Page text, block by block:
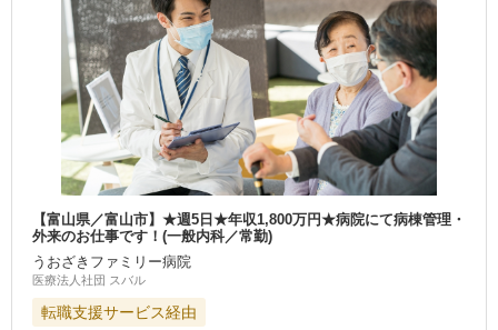
【富山県／富山市】★週5日★年収1,800万円★病院にて病棟管理・
外来のお仕事です！(一般内科／常勤)
うおざきファミリー病院
医療法人社団 スバル
転職支援サービス経由